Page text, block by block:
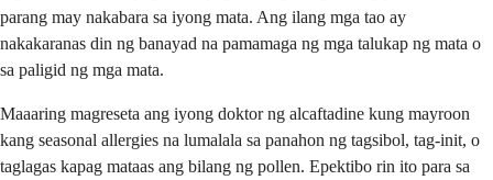
parang may nakabara sa iyong mata. Ang ilang mga tao ay
nakakaranas din ng banayad na pamamaga ng mga talukap ng mata o
sa paligid ng mga mata.
Maaaring magreseta ang iyong doktor ng alcaftadine kung mayroon
kang seasonal allergies na lumalala sa panahon ng tagsibol, tag-init, o
taglagas kapag mataas ang bilang ng pollen. Epektibo rin ito para sa